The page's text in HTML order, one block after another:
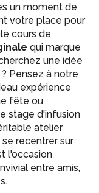
un moment de
votre place pour
cours de
qui marque
une idée
Pensez à notre
expérience
fête ou
stage d'infusion
atelier
recentrer sur
l'occasion
entre amis,